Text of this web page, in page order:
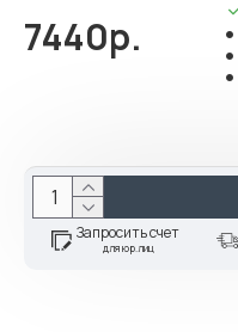
7440р.
Запросить счет
для юр.лиц